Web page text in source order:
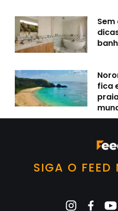
fica
SIGA O FEED